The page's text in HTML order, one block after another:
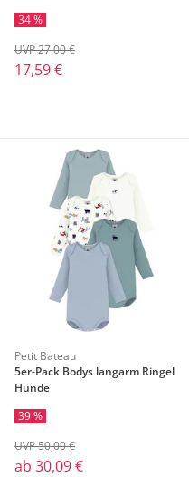
34 %
17,59 €
UVP 27,00 €
Petit Bateau
5er-Pack Bodys langarm Ringel
Hunde
39 %
ab 30,09 €
UVP 50,00 €